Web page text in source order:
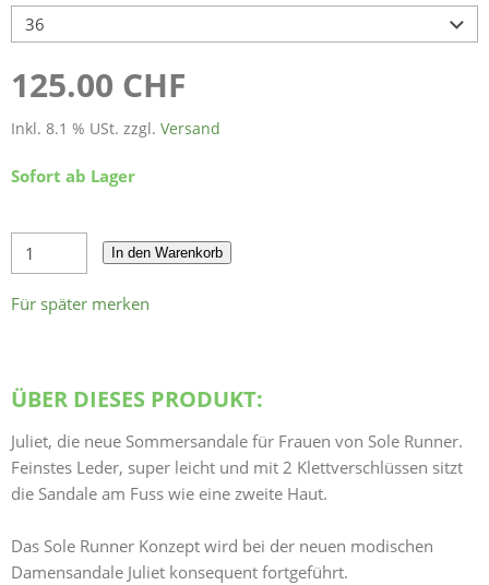
125.00 CHF
Inkl. 8.1 % USt. zzgl. Versand
Sofort ab Lager
In den Warenkorb
Für später merken
ÜBER DIESES PRODUKT:
Juliet, die neue Sommersandale für Frauen von Sole Runner.
Feinstes Leder, super leicht und mit 2 Klettverschlüssen sitzt
die Sandale am Fuss wie eine zweite Haut.
Das Sole Runner Konzept wird bei der neuen modischen
Damensandale Juliet konsequent fortgeführt.